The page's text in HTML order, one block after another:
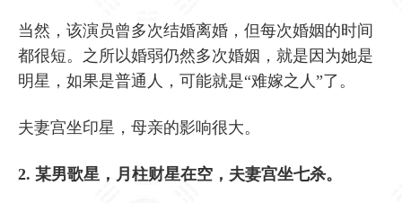
当然，该演员曾多次结婚离婚，但每次婚姻的时间
都很短。之所以婚弱仍然多次婚姻，就是因为她是
明星，如果是普通人，可能就是“难嫁之人”了。
夫妻宫坐印星，母亲的影响很大。
2. 某男歌星，月柱财星在空，夫妻宫坐七杀。